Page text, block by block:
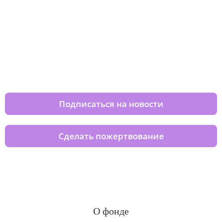
Подписаться на новости
Сделать пожертвование
О фонде